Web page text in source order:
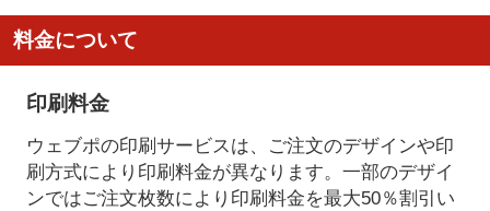
料金について
印刷料金
ウェブポの印刷サービスは、ご注文のデザインや印
刷方式により印刷料金が異なります。一部のデザイ
ンではご注文枚数により印刷料金を最大50％割引い